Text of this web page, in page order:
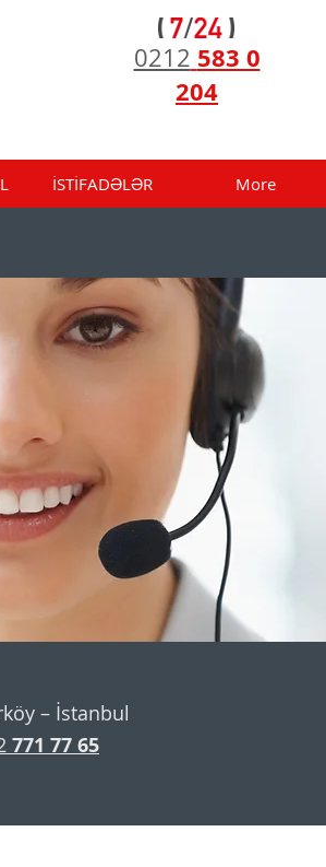
0212 583 0
204
İSTİFADƏLƏR More
– İstanbul
771 77 65